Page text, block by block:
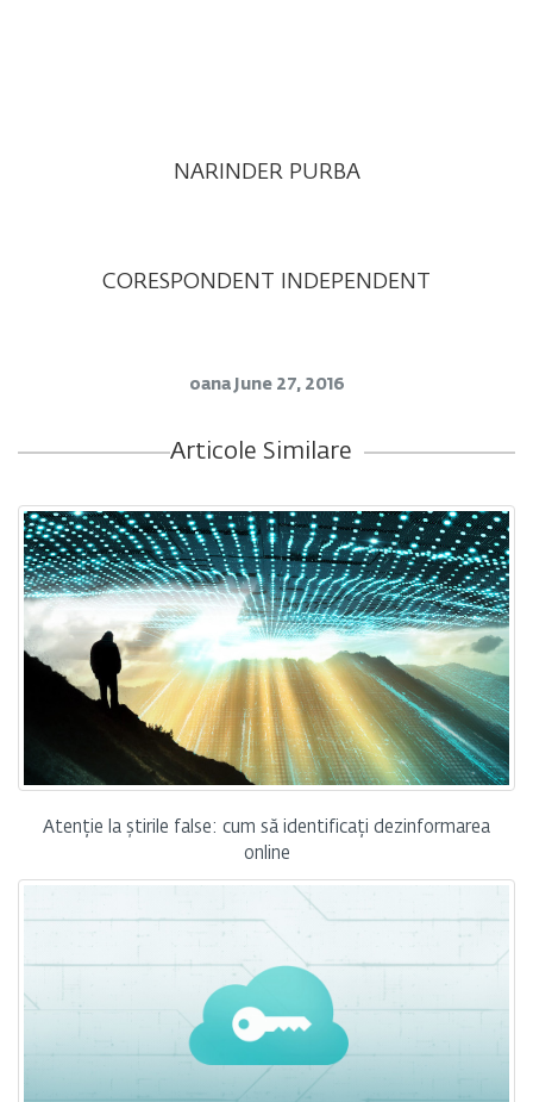
NARINDER PURBA
CORESPONDENT INDEPENDENT
oana June 27, 2016
Articole Similare
Atenție la știrile false: cum să identificați dezinformarea
online